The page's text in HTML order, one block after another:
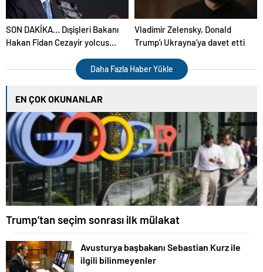
SON DAKİKA… Dışişleri Bakanı
Hakan Fidan Cezayir yolcusu:
iletecek?
Vladimir Zelensky, Donald
Trump’ı Ukrayna’ya davet etti
Daha Fazla Haber Yükle
EN ÇOK OKUNANLAR
Trump’tan seçim sonrası ilk mülakat
Avusturya başbakanı Sebastian Kurz ile
ilgili bilinmeyenler